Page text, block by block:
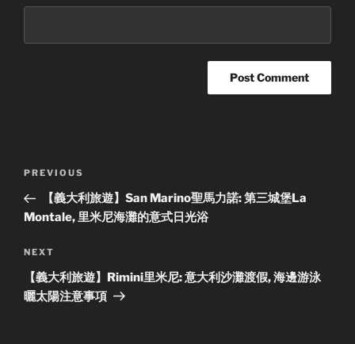
Previous
Post
PREVIOUS
【義大利旅遊】San Marino聖馬力諾: 第三城堡La
Montale, 里米尼海灘的意式日光浴
Next
Post
NEXT
【義大利旅遊】Rimini里米尼: 意大利沙灘渡假, 海邊游泳
曬太陽注意事項